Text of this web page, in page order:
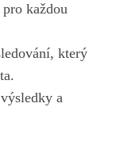
každou
který⁤
⁢a